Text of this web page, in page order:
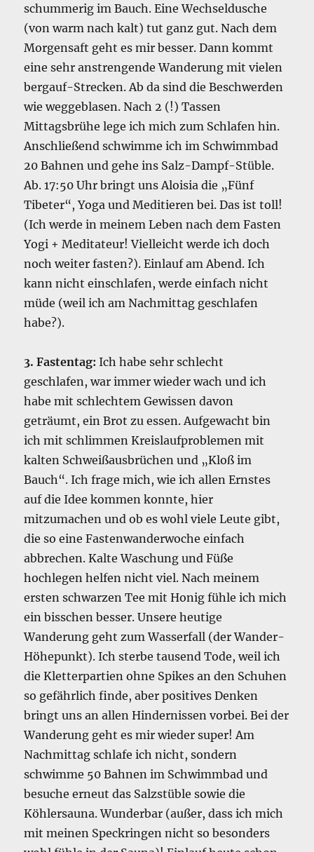
schummerig im Bauch. Eine Wechseldusche
(von warm nach kalt) tut ganz gut. Nach dem
Morgensaft geht es mir besser. Dann kommt
eine sehr anstrengende Wanderung mit vielen
bergauf-Strecken. Ab da sind die Beschwerden
wie weggeblasen. Nach 2 (!) Tassen
Mittagsbrühe lege ich mich zum Schlafen hin.
Anschließend schwimme ich im Schwimmbad
20 Bahnen und gehe ins Salz-Dampf-Stüble.
Ab. 17:50 Uhr bringt uns Aloisia die „Fünf
Tibeter“, Yoga und Meditieren bei. Das ist toll!
(Ich werde in meinem Leben nach dem Fasten
Yogi + Meditateur! Vielleicht werde ich doch
noch weiter fasten?). Einlauf am Abend. Ich
kann nicht einschlafen, werde einfach nicht
müde (weil ich am Nachmittag geschlafen
habe?).
3. Fastentag: Ich habe sehr schlecht
geschlafen, war immer wieder wach und ich
habe mit schlechtem Gewissen davon
geträumt, ein Brot zu essen. Aufgewacht bin
ich mit schlimmen Kreislaufproblemen mit
kalten Schweißausbrüchen und „Kloß im
Bauch“. Ich frage mich, wie ich allen Ernstes
auf die Idee kommen konnte, hier
mitzumachen und ob es wohl viele Leute gibt,
die so eine Fastenwanderwoche einfach
abbrechen. Kalte Waschung und Füße
hochlegen helfen nicht viel. Nach meinem
ersten schwarzen Tee mit Honig fühle ich mich
ein bisschen besser. Unsere heutige
Wanderung geht zum Wasserfall (der Wander-
Höhepunkt). Ich sterbe tausend Tode, weil ich
die Kletterpartien ohne Spikes an den Schuhen
so gefährlich finde, aber positives Denken
bringt uns an allen Hindernissen vorbei. Bei der
Wanderung geht es mir wieder super! Am
Nachmittag schlafe ich nicht, sondern
schwimme 50 Bahnen im Schwimmbad und
besuche erneut das Salzstüble sowie die
Köhlersauna. Wunderbar (außer, dass ich mich
mit meinen Speckringen nicht so besonders